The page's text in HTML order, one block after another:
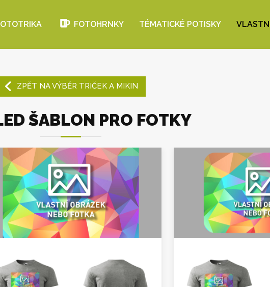
FOTOHRNKY TÉMATICKÉ POTISKY
ZPĚT NA VÝBĚR TRIČEK A MIKIN
ŠABLON PRO FOTKY